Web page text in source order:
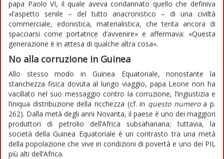
papa Paolo VI, il quale aveva condannato quello che definiva
«l’aspetto senile – del tutto anacronistico – di una civiltà
commerciale, edonistica, materialistica, che tenta ancora di
spacciarsi come portatrice d’avvenire» e affermava: «Questa
generazione è in attesa di qualche altra cosa».
No alla corruzione in Guinea
Allo stesso modo in Guinea Equatoriale, nonostante la
stanchezza fisica dovuta al lungo viaggio, papa Leone non ha
vacillato nel suo messaggio contro la corruzione, l’ingiustizia e
l’iniqua distribuzione della ricchezza (cf. in questo numeroa p.
262). Dalla metà degli anni Novanta, il paese è uno dei maggiori
produttori di petrolio dell’Africa subsahariana; tuttavia, la
società della Guinea Equatoriale è un contrasto tra una metà
della popolazione che vive in condizioni di povertà e uno dei PIL
più alti dell’Africa.